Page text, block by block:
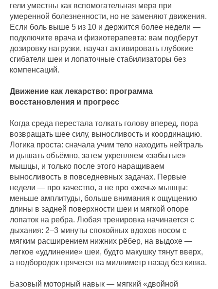
гели уместны как вспомогательная мера при
умеренной болезненности, но не заменяют движения.
Если боль выше 5 из 10 и держится более недели —
подключите врача и физиотерапевта: вам подберут
дозировку нагрузки, научат активировать глубокие
сгибатели шеи и лопаточные стабилизаторы без
компенсаций.
Движение как лекарство: программа
восстановления и прогресс
Когда среда перестала толкать голову вперед, пора
возвращать шее силу, выносливость и координацию.
Логика проста: сначала учим тело находить нейтраль
и дышать объёмно, затем укрепляем «забытые»
мышцы, и только после этого наращиваем
выносливость в повседневных задачах. Первые
недели — про качество, а не про «жечь» мышцы:
меньше амплитуды, больше внимания к ощущению
длины в задней поверхности шеи и мягкой опоре
лопаток на ребра. Любая тренировка начинается с
дыхания: 2–3 минуты спокойных вдохов носом с
мягким расширением нижних рёбер, на выдохе —
легкое «удлинение» шеи, будто макушку тянут вверх,
а подбородок прячется на миллиметр назад без кивка.
Базовый моторный навык — мягкий «двойной